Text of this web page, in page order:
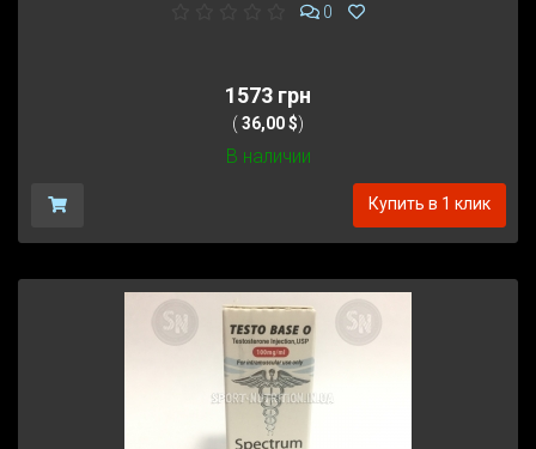
0
1573 грн
( 36,00 $)
В наличии
Купить в 1 клик